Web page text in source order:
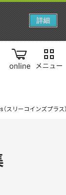
online
（スリーコインズプラス
詳細